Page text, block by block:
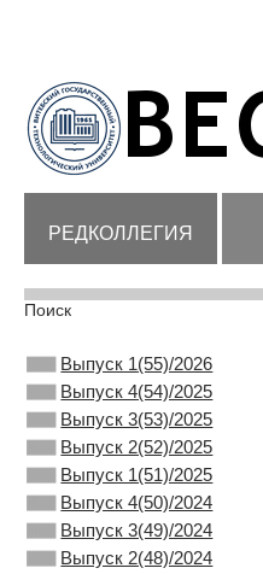
РЕДКОЛЛЕГИЯ
Поиск
Выпуск 1(55)/2026
Выпуск 4(54)/2025
Выпуск 3(53)/2025
Выпуск 2(52)/2025
Выпуск 1(51)/2025
Выпуск 4(50)/2024
Выпуск 3(49)/2024
Выпуск 2(48)/2024